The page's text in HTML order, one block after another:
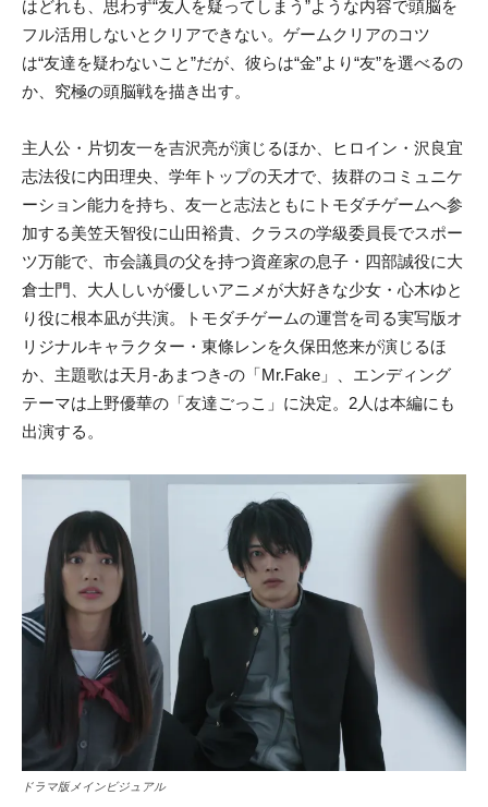
はどれも、思わず“友人を疑ってしまう”ような内容で頭脳を
フル活用しないとクリアできない。ゲームクリアのコツ
は“友達を疑わないこと”だが、彼らは“金”より“友”を選べるの
か、究極の頭脳戦を描き出す。
主人公・片切友一を吉沢亮が演じるほか、ヒロイン・沢良宜
志法役に内田理央、学年トップの天才で、抜群のコミュニケ
ーション能力を持ち、友一と志法ともにトモダチゲームへ参
加する美笠天智役に山田裕貴、クラスの学級委員長でスポー
ツ万能で、市会議員の父を持つ資産家の息子・四部誠役に大
倉士門、大人しいが優しいアニメが大好きな少女・心木ゆと
り役に根本凪が共演。トモダチゲームの運営を司る実写版オ
リジナルキャラクター・東條レンを久保田悠来が演じるほ
か、主題歌は天月-あまつき-の「Mr.Fake」、エンディング
テーマは上野優華の「友達ごっこ」に決定。2人は本編にも
出演する。
ドラマ版メインビジュアル